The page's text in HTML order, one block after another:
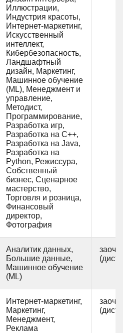
Иллюстрации,
Индустрия красоты,
Интернет-маркетинг,
Искусственный
интеллект,
Кибербезопасность,
Ландшафтный
дизайн, Маркетинг,
Машинное обучение
(ML), Менеджмент и
управление,
Методист,
Программирование,
Разработка игр,
Разработка на C++,
Разработка на Java,
Разработка на
Python, Режиссура,
Собственный
бизнес, Сценарное
мастерство,
Торговля и розница,
Финансовый
директор,
Фотография
Аналитик данных,
Большие данные,
Машинное обучение
(ML)
Интернет-маркетинг,
Маркетинг,
Менеджмент,
Реклама